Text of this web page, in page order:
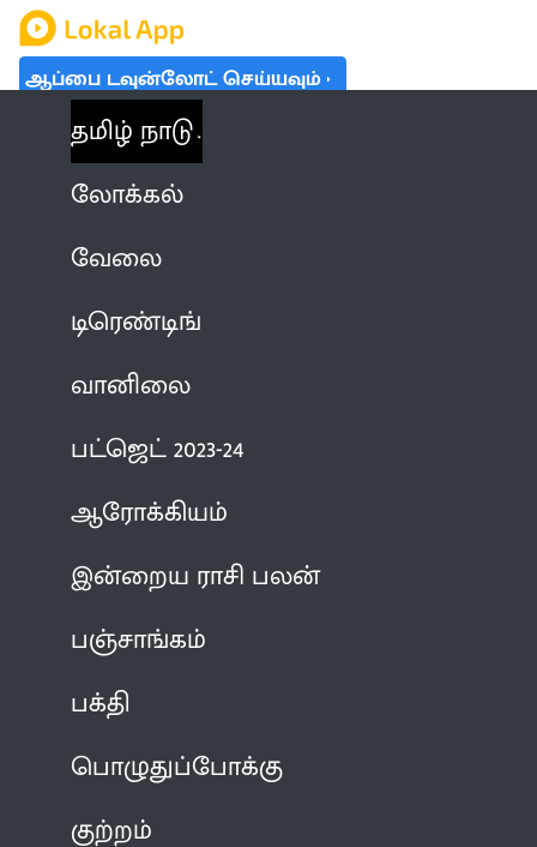
ஆப்பை டவுன்லோட் செய்யவும்
தமிழ் நாடு
லோக்கல்
வேலை
டிரெண்டிங்
வானிலை
பட்ஜெட் 2023-24
ஆரோக்கியம்
இன்றைய ராசி பலன்
பஞ்சாங்கம்
பக்தி
பொழுதுப்போக்கு
குற்றம்